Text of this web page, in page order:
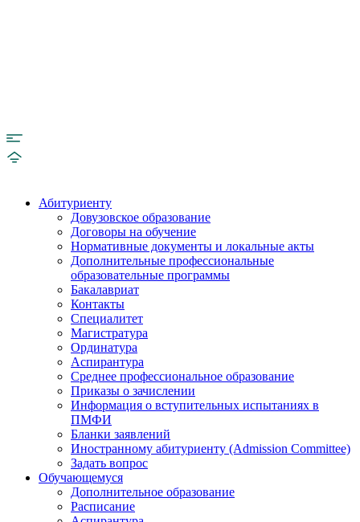
Абитуриенту
Довузовское образование
Договоры на обучение
Нормативные документы и локальные акты
Дополнительные профессиональные
образовательные программы
Бакалавриат
Контакты
Специалитет
Магистратура
Ординатура
Аспирантура
Среднее профессиональное образование
Приказы о зачислении
Информация о вступительных испытаниях в
ПМФИ
Бланки заявлений
Иностранному абитуриенту (Admission Committee)
Задать вопрос
Обучающемуся
Дополнительное образование
Расписание